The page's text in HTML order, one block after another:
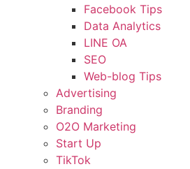
Facebook Tips
Data Analytics
LINE OA
SEO
Web-blog Tips
Advertising
Branding
O2O Marketing
Start Up
TikTok